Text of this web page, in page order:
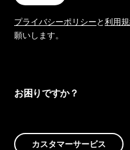
プライバシーポリシーと利用
願いします。
お困りですか？
カスタマーサービス